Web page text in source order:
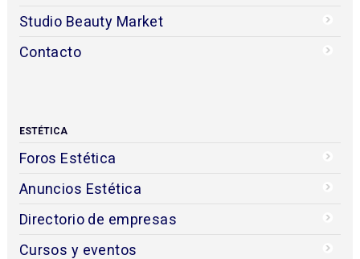
Studio Beauty Market
Contacto
ESTÉTICA
Foros Estética
Anuncios Estética
Directorio de empresas
Cursos y eventos